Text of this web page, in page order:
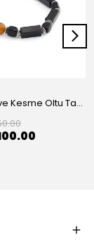
2'li Hematit ve Kesme Oltu Taşı Bileklik